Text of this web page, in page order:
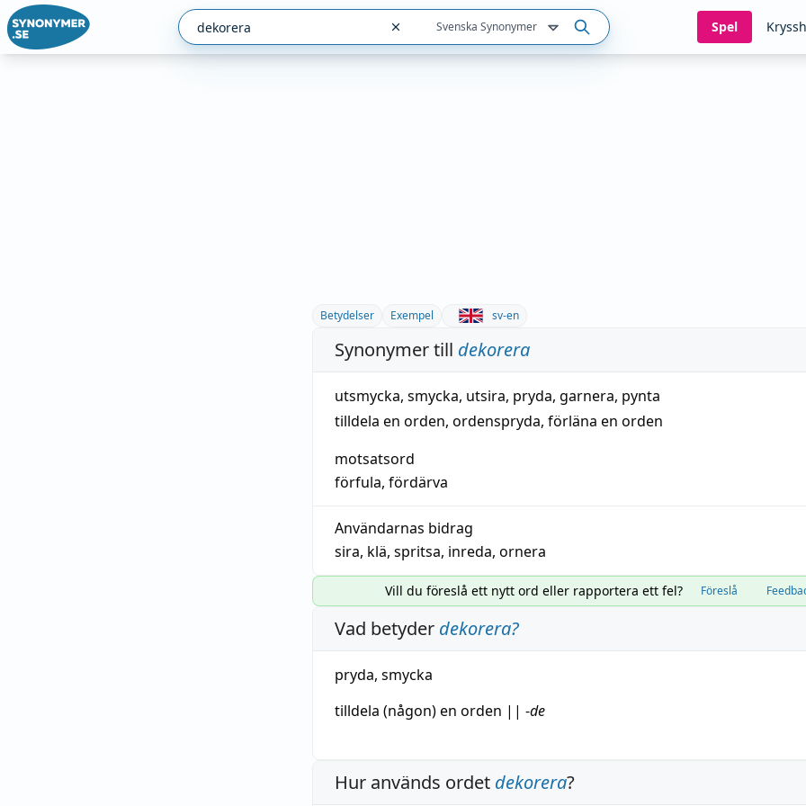
Svenska Synonymer Spel
Betydelser Exempel sv-en
Synonymer till dekorera
utsmycka, smycka, utsira, pryda, garnera, pynta
tilldela en orden, ordenspryda, förläna en orden
motsatsord
förfula, fördärva
Användarnas bidrag
sira, klä, spritsa, inreda, ornera
Vill du föreslå ett nytt ord eller rapportera ett fel? Föreslå
Vad betyder dekorera?
pryda, smycka
tilldela (någon) en orden || -de
Hur används ordet dekorera?